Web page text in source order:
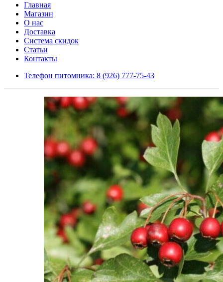
Главная
Магазин
О нас
Доставка
Система скидок
Статьи
Контакты
Телефон питомника: 8 (926) 777-75-43